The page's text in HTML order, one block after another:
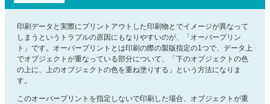
印刷データと実際にプリントアウトした印刷物とでイメージが異なって
しまうというトラブルの原因にもなりやすいのが、「オーバープリン
ト」です。オーバープリントとは印刷の際の製版指定の1つで、データ上
でオブジェクトが重なっている部分について、「下のオブジェクトの色
の上に、上のオブジェクトの色を重ね塗りする」という方法になりま
す。
このオーバープリントを指定しないで印刷した場合、オブジェクトが重